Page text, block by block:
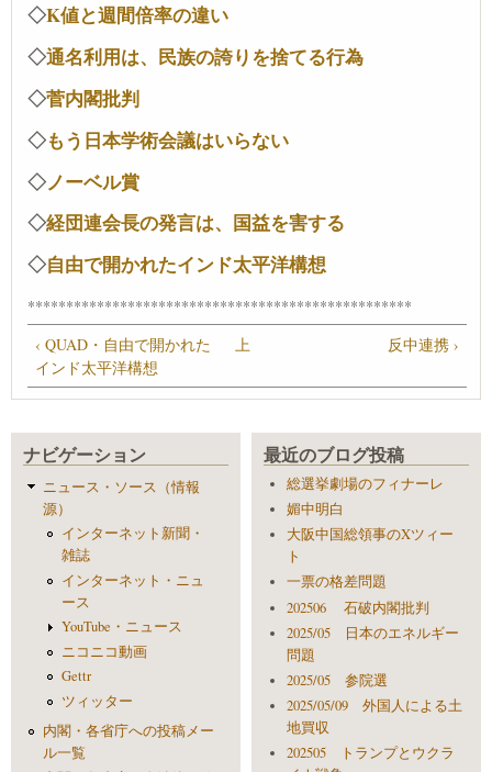
◇K値と週間倍率の違い
◇通名利用は、民族の誇りを捨てる行為
◇菅内閣批判
◇もう日本学術会議はいらない
◇ノーベル賞
◇経団連会長の発言は、国益を害する
◇自由で開かれたインド太平洋構想
**************************************************
‹ QUAD・自由で開かれた
インド太平洋構想
上 反中連携 ›
ナビゲーション
ニュース・ソース（情報
源）
インターネット新聞・
雑誌
インターネット・ニュ
ース
YouTube・ニュース
ニコニコ動画
Gettr
ツィッター
内閣・各省庁への投稿メー
ル一覧
最近のブログ投稿
総選挙劇場のフィナーレ
媚中明白
大阪中国総領事のXツィー
ト
一票の格差問題
202506 石破内閣批判
2025/05 日本のエネルギー
問題
2025/05 参院選
2025/05/09 外国人による土
地買収
202505 トランプとウクラ